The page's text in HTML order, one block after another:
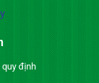
quy định